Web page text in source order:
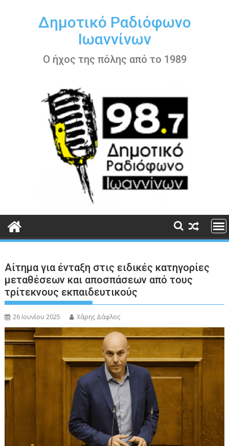
περιεχόμενοΔημοτικό Ραδιόφωνο
Ιωαννίνων
Ο ήχος της πόλης από το 1989
Αίτημα για ένταξη στις ειδικές κατηγορίες
μεταθέσεων και αποσπάσεων από τους
τρίτεκνους εκπαιδευτικούς
26 Ιουνίου 2025 Χάρης Δάφλος